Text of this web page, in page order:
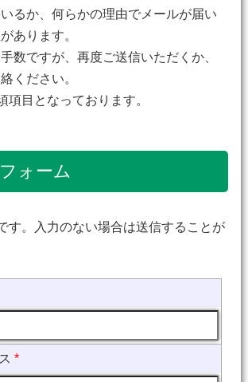
るか、何らかの理由でメールが届い
あります。
数ですが、再度ご送信いただくか、
ください。
項目となっております。
ォーム
す。入力のない場合は送信することが
*